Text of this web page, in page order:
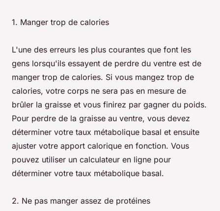
1. Manger trop de calories
L'une des erreurs les plus courantes que font les
gens lorsqu'ils essayent de perdre du ventre est de
manger trop de calories. Si vous mangez trop de
calories, votre corps ne sera pas en mesure de
brûler la graisse et vous finirez par gagner du poids.
Pour perdre de la graisse au ventre, vous devez
déterminer votre taux métabolique basal et ensuite
ajuster votre apport calorique en fonction. Vous
pouvez utiliser un calculateur en ligne pour
déterminer votre taux métabolique basal.
2. Ne pas manger assez de protéines